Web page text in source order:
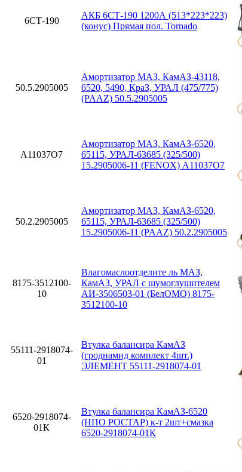
6СТ-190
АКБ 6СТ-190 1200А (513*223*223)
(конус) Прямая пол. Tornado
50.5.2905005
Амортизатор МАЗ, КамАЗ-43118,
6520, 5490, КраЗ, УРАЛ (475/775)
(PAAZ) 50.5.2905005
A11037O7
Амортизатор МАЗ, КамАЗ-6520,
65115, УРАЛ-63685 (325/500)
15.2905006-11 (FENOX) A11037O7
50.2.2905005
Амортизатор МАЗ, КамАЗ-6520,
65115, УРАЛ-63685 (325/500)
15.2905006-11 (PAAZ) 50.2.2905005
8175-3512100-
10
Влагомаслоотделите ль МАЗ,
КамАЗ, УРАЛ с шумоглушителем
АИ-3506503-01 (БелОМО) 8175-
3512100-10
55111-2918074-
01
Втулка балансира КамАЗ
(гроднамид комплект 4шт.)
ЭЛЕМЕНТ 55111-2918074-01
6520-2918074-
01К
Втулка балансира КамАЗ-6520
(НПО РОСТАР) к-т 2шт+смазка
6520-2918074-01К